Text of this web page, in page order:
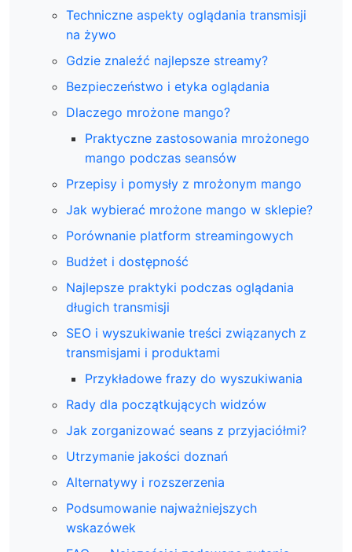
Techniczne aspekty oglądania transmisji
na żywo
Gdzie znaleźć najlepsze streamy?
Bezpieczeństwo i etyka oglądania
Dlaczego mrożone mango?
Praktyczne zastosowania mrożonego
mango podczas seansów
Przepisy i pomysły z mrożonym mango
Jak wybierać mrożone mango w sklepie?
Porównanie platform streamingowych
Budżet i dostępność
Najlepsze praktyki podczas oglądania
długich transmisji
SEO i wyszukiwanie treści związanych z
transmisjami i produktami
Przykładowe frazy do wyszukiwania
Rady dla początkujących widzów
Jak zorganizować seans z przyjaciółmi?
Utrzymanie jakości doznań
Alternatywy i rozszerzenia
Podsumowanie najważniejszych
wskazówek